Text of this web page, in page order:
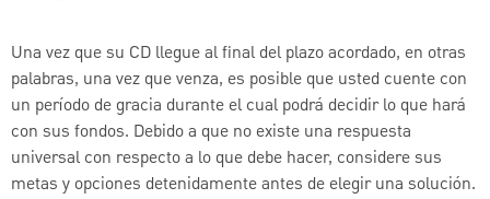
Una vez que su CD llegue al final del plazo acordado, en otras
palabras, una vez que venza, es posible que usted cuente con
un período de gracia durante el cual podrá decidir lo que hará
con sus fondos. Debido a que no existe una respuesta
universal con respecto a lo que debe hacer, considere sus
metas y opciones detenidamente antes de elegir una solución.